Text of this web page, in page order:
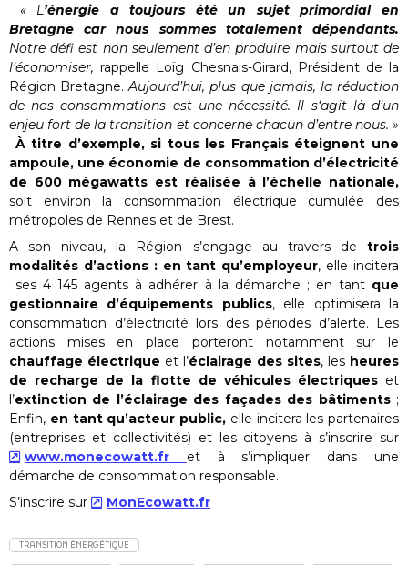
« L ’énergie a toujours été un sujet primordial en
Bretagne car nous sommes totalement dépendants.
Notre défi est non seulement d’en produire mais surtout de
l’économiser,rappelle Loïg Chesnais-Girard, Président de la
Région Bretagne.Aujourd’hui, plus que jamais, la réduction
de nos consommations est une nécessité. Il s‘agit là d’un
enjeu fort de la transition et concerne chacun d’entre nous. »
À titre d’exemple, si tous les Français éteignent une
ampoule, une économie de consommation d’électricité
de 600 mégawatts est réalisée à l’échelle nationale,
soit environ la consommation électrique cumulée des
métropoles de Rennes et de Brest.
A son niveau, la Région s’engage au travers de trois
modalités d’actions : en tant qu’employeur, elle incitera
ses 4 145 agents à adhérer à la démarche ; en tantque
gestionnaire d’équipements publics, elle optimisera la
consommation d’électricité lors des périodes d’alerte. Les
actions mises en place porteront notamment sur le
chauffage électrique et l’éclairage des sites, les heures
de recharge de la flotte de véhicules électriques et
l’extinction de l’éclairage des façades des bâtiments ;
Enfin, en tant qu’acteur public, elle incitera les partenaires
(entreprises et collectivités) et les citoyens à s’inscrire sur
www.monecowatt.fr et à s’impliquer dans une
démarche de consommation responsable.
S’inscrire sur
MonEcowatt.fr
TRANSITION ÉNERGÉTIQUE